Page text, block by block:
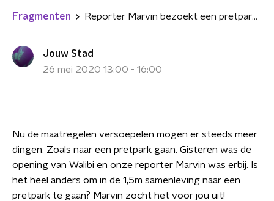
Fragmenten Reporter Marvin bezoekt een pretpark in de 1,5m samenleving
Jouw Stad
26 mei 2020 13:00 - 16:00
Nu de maatregelen versoepelen mogen er steeds meer
dingen. Zoals naar een pretpark gaan. Gisteren was de
opening van Walibi en onze reporter Marvin was erbij. Is
het heel anders om in de 1,5m samenleving naar een
pretpark te gaan? Marvin zocht het voor jou uit!